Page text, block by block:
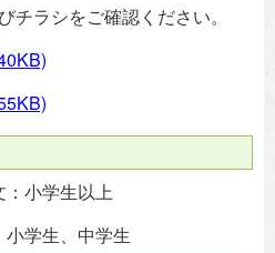
チラシをご確認ください。
小学生以上
学生、中学生